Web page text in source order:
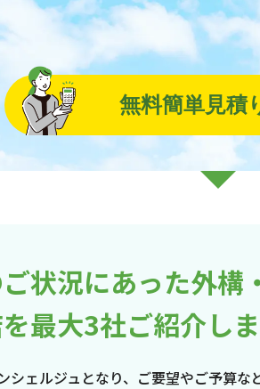
無料簡単見積
状況にあった外構
最大3社ご紹介し
シェルジュとなり、ご要望やご予算な